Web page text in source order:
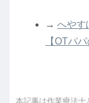
→へやす
【OTパ
本記事は作業療法士